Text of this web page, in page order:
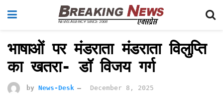
भाषाओं पर मंडराता मंडराता विलुप्ति
का खतरा- डॉ विजय गर्ग
by News-Desk December 8, 2025